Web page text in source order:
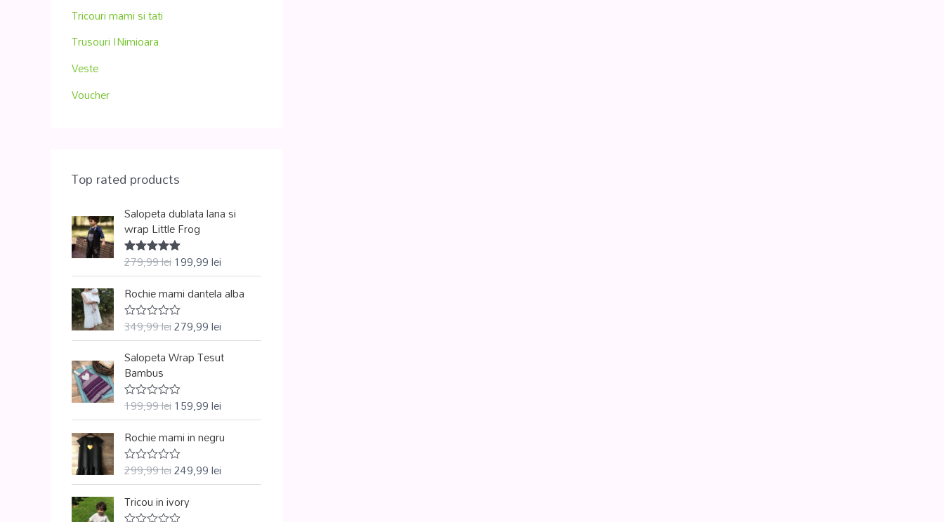
Tricouri mami si tati
Trusouri INimioara
Veste
Voucher
Top rated products
Salopeta dublata lana si
wrap Little Frog
Evaluat la
279,99lei199,99lei
Rochie mami dantela alba
E
l
u
a
t
a
0
i
n
5
349,99lei279,99lei
Salopeta Wrap Tesut
Bambus
E
l
u
a
t
0
199,99lei159,99lei
Rochie mami in negru
E
l
u
299,99lei249,99lei
Tricou in ivory